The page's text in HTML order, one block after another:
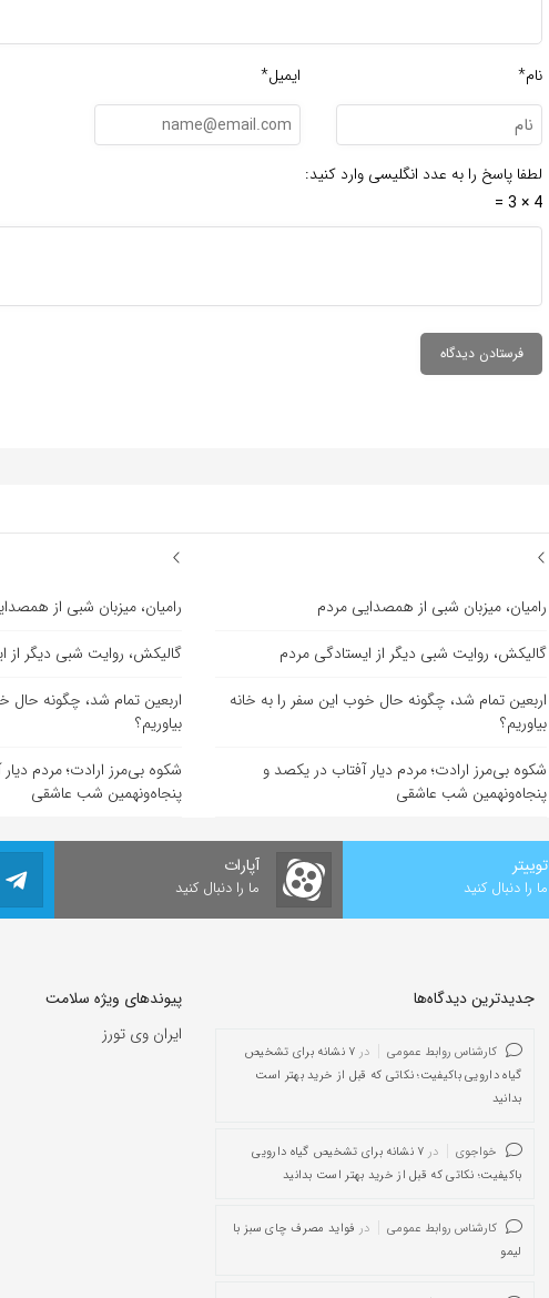
نام* ایمیل*
لطفا پاسخ را به عدد انگلیسی وارد کنید:
4 × 3 =
رامیان، میزبان شبی از همصدایی مردم
گالیکش، روایت شبی دیگر از ایستادگی مردم
اربعین تمام شد، چگونه حال خوب این سفر را به خانه
بیاوریم؟
شکوه بی‌مرز ارادت؛ مردم دیار آفتاب در یکصد و
پنجاه‌ونهمین شب عاشقی
رامیان، میزبان شبی از
گالیکش، روایت شبی دیگر از
اربعین تمام شد، چگونه حال
بیاوریم؟
شکوه بی‌مرز ارادت؛ مردم
پنجاه‌ونهمین شب عاشقی
آپارات
ما را دنبال کنید
توییتر
ما را دنبال کنید
جدیدترین دیدگاه‌‌ها
کارشناس روابط عمومی در
۷ نشانه برای تشخیص
گیاه دارویی باکیفیت؛ نکاتی که قبل از خرید بهتر است
بدانید
خواجوی در
۷ نشانه برای تشخیص گیاه دارویی
باکیفیت؛ نکاتی که قبل از خرید بهتر است بدانید
کارشناس روابط عمومی در فواید مصرف چای سبز با
لیمو
پیوندهای ویژه سلامت
ایران وی تورز